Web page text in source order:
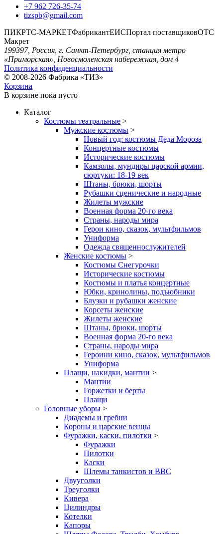
+7 962 726-35-74
tizspb@gmail.com
ПИКРТС-МАРКЕТФабрикантЕИСПортал поставщиковОТС
Макрет
199397, Россия, г. Санкт-Петербург, станция метро
«Приморская», Новосмоленская набережная, дом 4
Политика конфиденциальности
© 2008-2026 Фабрика «ТИЗ»
Корзина
В корзине пока пусто
Каталог
Костюмы театральные >
Мужские костюмы >
Новый год: костюмы Деда Мороза
Концертные костюмы
Исторические костюмы
Камзолы, мундиры царской армии,
сюртуки: 18-19 век
Штаны, брюки, шорты
Рубашки сценические и народные
Жилеты мужские
Военная форма 20-го века
Страны, народы мира
Герои кино, сказок, мультфильмов
Униформа
Одежда священнослужителей
Женские костюмы >
Костюмы Снегурочки
Исторические костюмы
Костюмы и платья концертные
Юбки, кринолины, подъюбники
Блузки и рубашки женские
Корсеты женские
Жилеты женские
Штаны, брюки, шорты
Военная форма 20-го века
Страны, народы мира
Героини кино, сказок, мультфильмов
Униформа
Плащи, накидки, мантии >
Мантии
Горжетки и берты
Плащи
Головные уборы >
Диадемы и гребни
Короны и царские венцы
Фуражки, каски, пилотки >
Фуражки
Пилотки
Каски
Шлемы танкистов и ВВС
Двууголки
Треуголки
Кивера
Цилиндры
Котелки
Капоры